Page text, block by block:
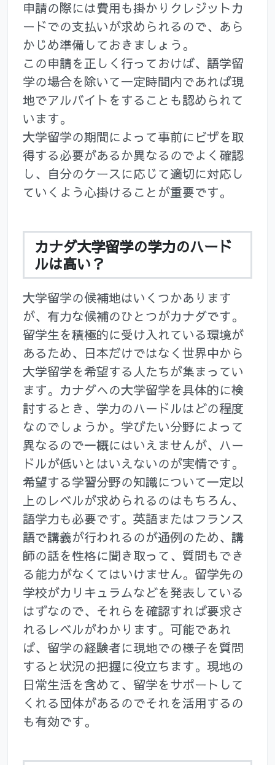
申請の際には費用も掛かりクレジットカ
ードでの支払いが求められるので、あら
かじめ準備しておきましょう。
この申請を正しく行っておけば、語学留
学の場合を除いて一定時間内であれば現
地でアルバイトをすることも認められて
います。
大学留学の期間によって事前にビザを取
得する必要があるか異なるのでよく確認
し、自分のケースに応じて適切に対応し
ていくよう心掛けることが重要です。
カナダ大学留学の学力のハード
ルは高い？
大学留学の候補地はいくつかあります
が、有力な候補のひとつがカナダです。
留学生を積極的に受け入れている環境が
あるため、日本だけではなく世界中から
大学留学を希望する人たちが集まってい
ます。カナダへの大学留学を具体的に検
討するとき、学力のハードルはどの程度
なのでしょうか。学びたい分野によって
異なるので一概にはいえませんが、ハー
ドルが低いとはいえないのが実情です。
希望する学習分野の知識について一定以
上のレベルが求められるのはもちろん、
語学力も必要です。英語またはフランス
語で講義が行われるのが通例のため、講
師の話を性格に聞き取って、質問もでき
る能力がなくてはいけません。留学先の
学校がカリキュラムなどを発表している
はずなので、それらを確認すれば要求さ
れるレベルがわかります。可能であれ
ば、留学の経験者に現地での様子を質問
すると状況の把握に役立ちます。現地の
日常生活を含めて、留学をサポートして
くれる団体があるのでそれを活用するの
も有効です。